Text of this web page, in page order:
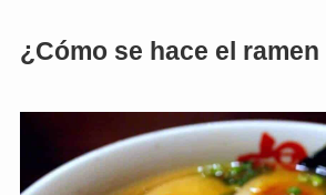
¿Cómo se hace el